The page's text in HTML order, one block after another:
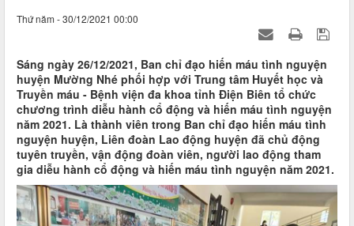
Thứ năm - 30/12/2021 00:00
Sáng ngày 26/12/2021, Ban chỉ đạo hiến máu tình nguyện
huyện Mường Nhé phối hợp với Trung tâm Huyết học và
Truyền máu - Bệnh viện đa khoa tỉnh Điện Biên tổ chức
chương trình diễu hành cổ động và hiến máu tình nguyện
năm 2021. Là thành viên trong Ban chỉ đạo hiến máu tình
nguyện huyện, Liên đoàn Lao động huyện đã chủ động
tuyên truyền, vận động đoàn viên, người lao động tham
gia diễu hành cổ động và hiến máu tình nguyện năm 2021.